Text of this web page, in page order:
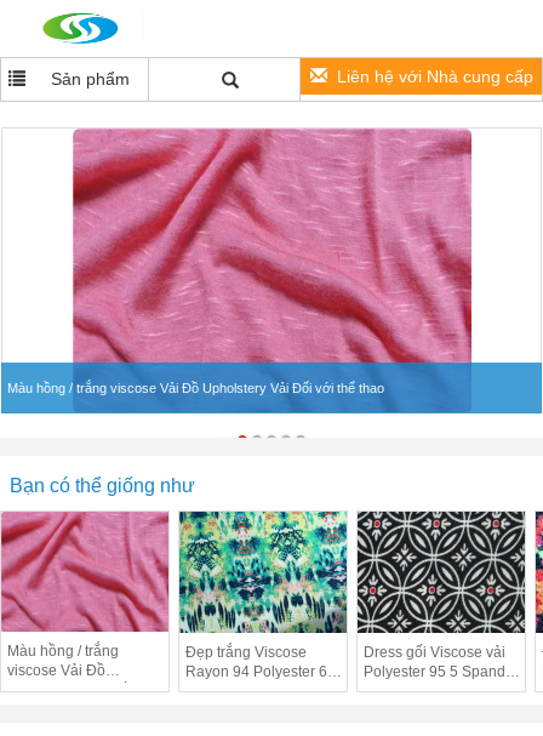
Sản phẩm Liên hệ với Nhà cung cấp
Màu hồng / trắng viscose Vải Đồ Upholstery Vải Đối với thể thao
Bạn có thể giống như
Màu hồng / trắng
viscose Vải Đồ
Upholstery Vải Đối với
Đẹp trắng Viscose
Rayon 94 Polyester 6
Spandex Vải
Dress gối Viscose vải
Polyester 95 5 Spandex
Vải Width 58/60 Inch